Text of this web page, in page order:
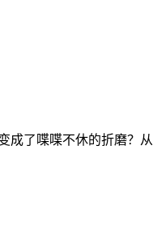
成了喋喋不休的折磨？